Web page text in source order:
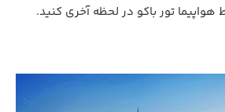
هواپیما تور باکو در لحظه آخری کنید.